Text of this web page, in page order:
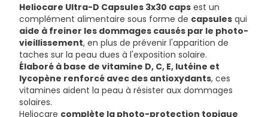
Heliocare Ultra-D Capsules 3x30 caps est un
complément alimentaire sous forme de capsules qui
aide à freiner les dommages causés par le photo-
vieillissement, en plus de prévenir l'apparition de
taches sur la peau dues à l'exposition solaire.
Élaboré à base de vitamine D, C, E, lutéine et
lycopène renforcé avec des antioxydants, ces
vitamines aident la peau à résister aux dommages
solaires.
Heliocare complète la photo-protection topique